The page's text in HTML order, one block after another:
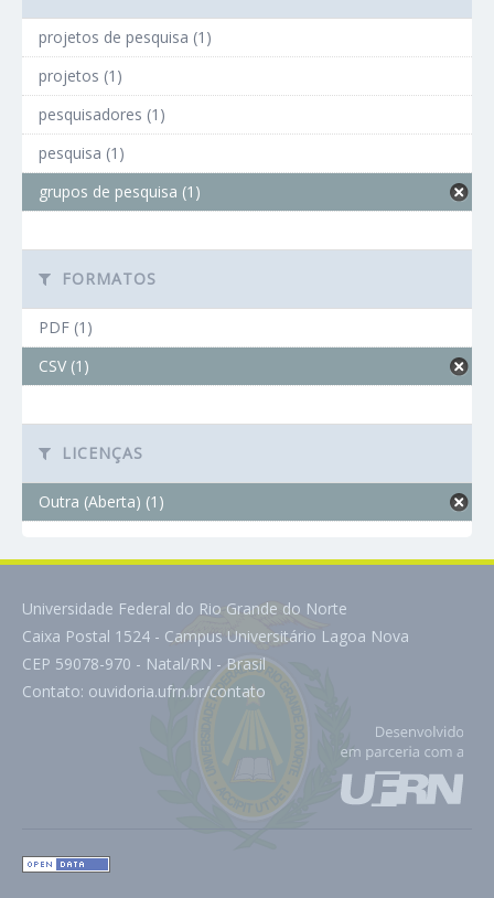
projetos de pesquisa (1)
projetos (1)
pesquisadores (1)
pesquisa (1)
grupos de pesquisa (1)
FORMATOS
PDF (1)
CSV (1)
LICENÇAS
Outra (Aberta) (1)
Universidade Federal do Rio Grande do Norte
Caixa Postal 1524 - Campus Universitário Lagoa Nova
CEP 59078-970 - Natal/RN - Brasil
Contato: ouvidoria.ufrn.br/contato